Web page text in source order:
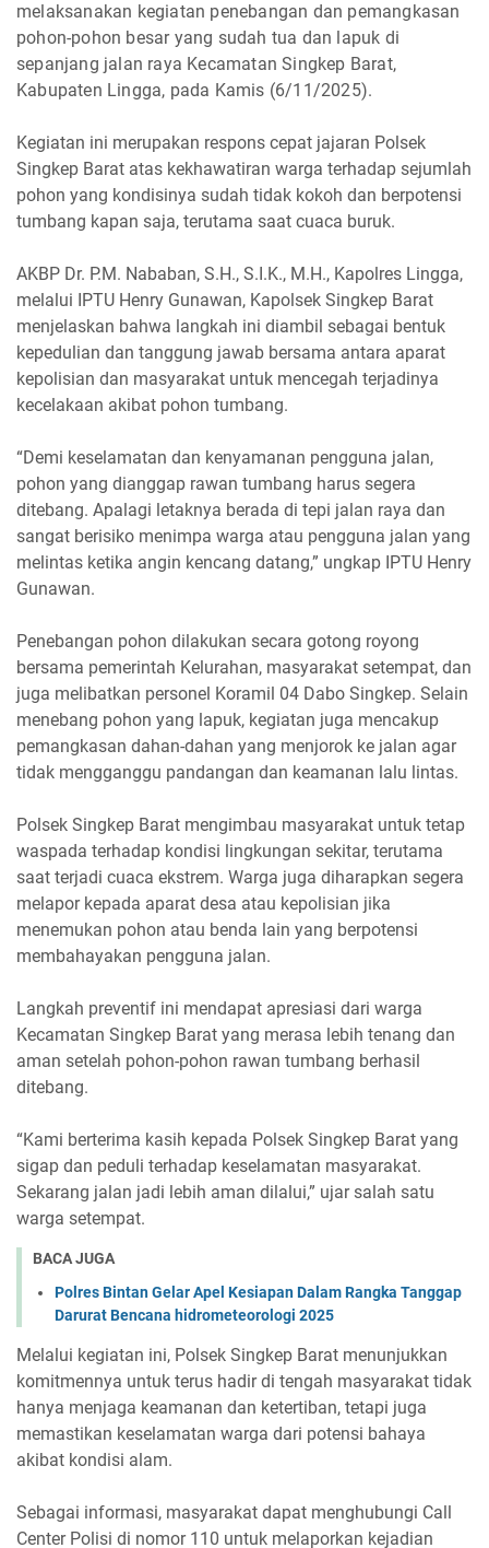
melaksanakan kegiatan penebangan dan pemangkasan
pohon-pohon besar yang sudah tua dan lapuk di
sepanjang jalan raya Kecamatan Singkep Barat,
Kabupaten Lingga, pada Kamis (6/11/2025).
Kegiatan ini merupakan respons cepat jajaran Polsek
Singkep Barat atas kekhawatiran warga terhadap sejumlah
pohon yang kondisinya sudah tidak kokoh dan berpotensi
tumbang kapan saja, terutama saat cuaca buruk.
AKBP Dr. P.M. Nababan, S.H., S.I.K., M.H., Kapolres Lingga,
melalui IPTU Henry Gunawan, Kapolsek Singkep Barat
menjelaskan bahwa langkah ini diambil sebagai bentuk
kepedulian dan tanggung jawab bersama antara aparat
kepolisian dan masyarakat untuk mencegah terjadinya
kecelakaan akibat pohon tumbang.
“Demi keselamatan dan kenyamanan pengguna jalan,
pohon yang dianggap rawan tumbang harus segera
ditebang. Apalagi letaknya berada di tepi jalan raya dan
sangat berisiko menimpa warga atau pengguna jalan yang
melintas ketika angin kencang datang,” ungkap IPTU Henry
Gunawan.
Penebangan pohon dilakukan secara gotong royong
bersama pemerintah Kelurahan, masyarakat setempat, dan
juga melibatkan personel Koramil 04 Dabo Singkep. Selain
menebang pohon yang lapuk, kegiatan juga mencakup
pemangkasan dahan-dahan yang menjorok ke jalan agar
tidak mengganggu pandangan dan keamanan lalu lintas.
Polsek Singkep Barat mengimbau masyarakat untuk tetap
waspada terhadap kondisi lingkungan sekitar, terutama
saat terjadi cuaca ekstrem. Warga juga diharapkan segera
melapor kepada aparat desa atau kepolisian jika
menemukan pohon atau benda lain yang berpotensi
membahayakan pengguna jalan.
Langkah preventif ini mendapat apresiasi dari warga
Kecamatan Singkep Barat yang merasa lebih tenang dan
aman setelah pohon-pohon rawan tumbang berhasil
ditebang.
“Kami berterima kasih kepada Polsek Singkep Barat yang
sigap dan peduli terhadap keselamatan masyarakat.
Sekarang jalan jadi lebih aman dilalui,” ujar salah satu
warga setempat.
BACA JUGA
Polres Bintan Gelar Apel Kesiapan Dalam Rangka Tanggap
Darurat Bencana hidrometeorologi 2025
Melalui kegiatan ini, Polsek Singkep Barat menunjukkan
komitmennya untuk terus hadir di tengah masyarakat tidak
hanya menjaga keamanan dan ketertiban, tetapi juga
memastikan keselamatan warga dari potensi bahaya
akibat kondisi alam.
Sebagai informasi, masyarakat dapat menghubungi Call
Center Polisi di nomor 110 untuk melaporkan kejadian